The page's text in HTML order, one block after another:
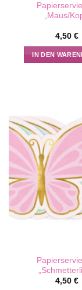
„Maus/
4,50 €
IN DEN
4,50 €